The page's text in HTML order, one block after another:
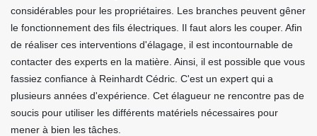
considérables pour les propriétaires. Les branches peuvent gêner
le fonctionnement des fils électriques. Il faut alors les couper. Afin
de réaliser ces interventions d'élagage, il est incontournable de
contacter des experts en la matière. Ainsi, il est possible que vous
fassiez confiance à Reinhardt Cédric. C'est un expert qui a
plusieurs années d'expérience. Cet élagueur ne rencontre pas de
soucis pour utiliser les différents matériels nécessaires pour
mener à bien les tâches.